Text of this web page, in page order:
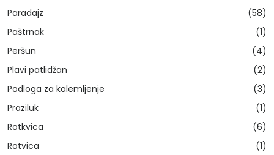
Paradajz
(58)
Paštrnak
(1)
Peršun
(4)
Plavi patlidžan
(2)
Podloga za kalemljenje
(3)
Praziluk
(1)
Rotkvica
(6)
Rotvica
(1)